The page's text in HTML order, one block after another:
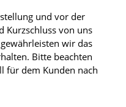
und vor der
Kurzschluss von uns
wir das
Bitte beachten
für dem Kunden nach